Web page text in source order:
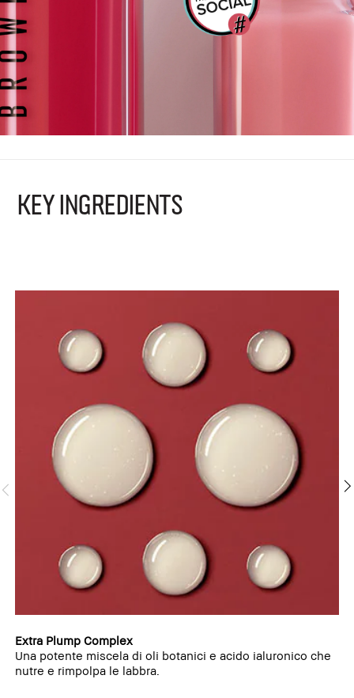
KEY INGREDIENTS
Extra Plump Complex
Una potente miscela di oli botanici e acido ialuronico che
nutre e rimpolpa le labbra.